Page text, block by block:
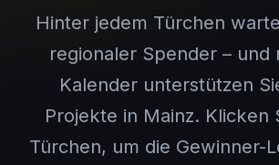
Hinter jedem Türchen
regionaler Spender – und
Kalender unterstützen
Projekte in Mainz. Klicken
Türchen, um die Gewinner-